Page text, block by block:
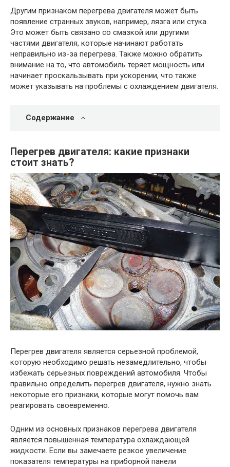
Другим признаком перегрева двигателя может быть
появление странных звуков, например, лязга или стука.
Это может быть связано со смазкой или другими
частями двигателя, которые начинают работать
неправильно из-за перегрева. Также можно обратить
внимание на то, что автомобиль теряет мощность или
начинает проскальзывать при ускорении, что также
может указывать на проблемы с охлаждением двигателя.
Содержание
Перегрев двигателя: какие признаки
стоит знать?
Перегрев двигателя является серьезной проблемой,
которую необходимо решать незамедлительно, чтобы
избежать серьезных повреждений автомобиля. Чтобы
правильно определить перегрев двигателя, нужно знать
некоторые его признаки, которые могут помочь вам
реагировать своевременно.
Одним из основных признаков перегрева двигателя
является повышенная температура охлаждающей
жидкости. Если вы замечаете резкое увеличение
показателя температуры на приборной панели